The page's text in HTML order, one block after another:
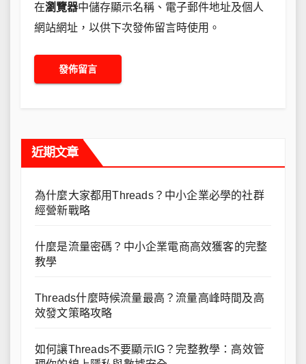
在瀏覽器中儲存顯示名稱、電子郵件地址及個人
網站網址，以供下次發佈留言時使用。
近期文章
為什麼大家都用Threads？中小企業必學的社群
經營新戰略
什麼是流量密碼？中小企業電商高效獲客的完整
教學
Threads什麼時候流量最高？流量高峰時間及高
效發文策略攻略
如何讓Threads不要顯示IG？完整教學：高效管